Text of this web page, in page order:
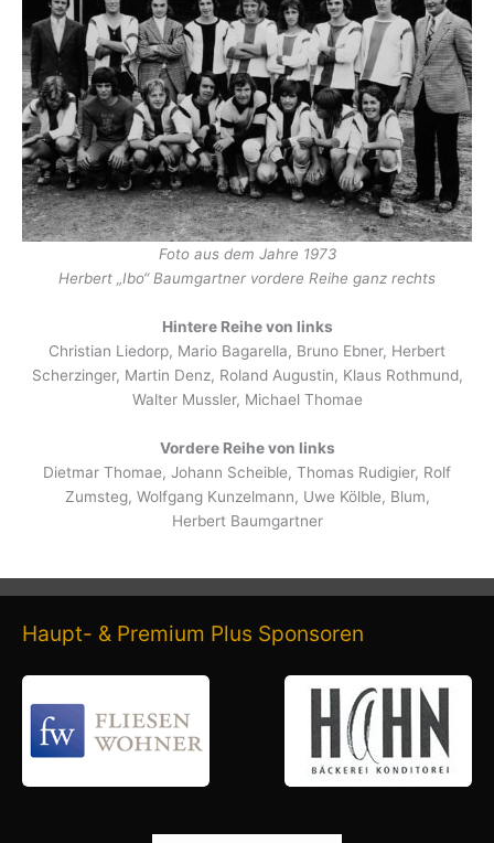
Foto aus dem Jahre 1973
Herbert „Ibo“ Baumgartner vordere Reihe ganz rechts
Hintere Reihe von links
Christian Liedorp, Mario Bagarella, Bruno Ebner, Herbert
Scherzinger, Martin Denz, Roland Augustin, Klaus Rothmund,
Walter Mussler, Michael Thomae
Vordere Reihe von links
Dietmar Thomae, Johann Scheible, Thomas Rudigier, Rolf
Zumsteg, Wolfgang Kunzelmann, Uwe Kölble, Blum,
Herbert Baumgartner
Haupt- & Premium Plus Sponsoren